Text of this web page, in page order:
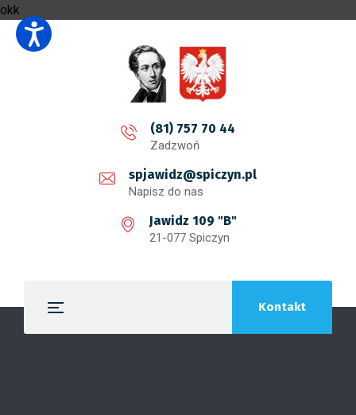
okk
(81) 757 70 44
Zadzwoń
spjawidz@spiczyn.pl
Napisz do nas
Jawidz 109 "B"
21-077 Spiczyn
Kontakt